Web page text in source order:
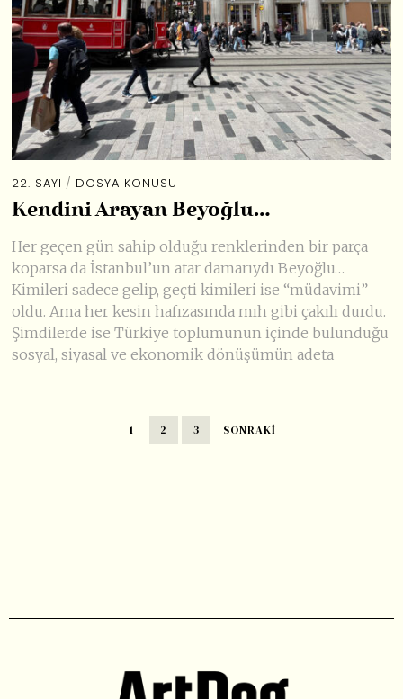
22. SAYI / DOSYA KONUSU
Kendini Arayan Beyoğlu…
Her geçen gün sahip olduğu renklerinden bir parça
koparsa da İstanbul’un atar damarıydı Beyoğlu…
Kimileri sadece gelip, geçti kimileri ise “müdavimi”
oldu. Ama her kesin hafızasında mıh gibi çakılı durdu.
Şimdilerde ise Türkiye toplumunun içinde bulunduğu
sosyal, siyasal ve ekonomik dönüşümün adeta
1 2 3 SONRAKI